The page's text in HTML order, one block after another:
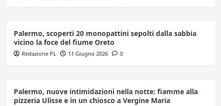
Palermo, scoperti 20 monopattini sepolti dalla sabbia
vicino la foce del fiume Oreto
Redazione PL 11 Giugno 2026 0
Palermo, nuove intimidazioni nella notte: fiamme alla
pizzeria Ulisse e in un chiosco a Vergine Maria